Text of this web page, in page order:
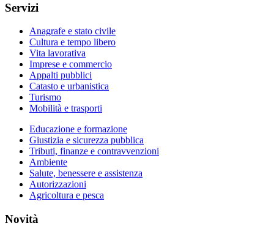
Servizi
Anagrafe e stato civile
Cultura e tempo libero
Vita lavorativa
Imprese e commercio
Appalti pubblici
Catasto e urbanistica
Turismo
Mobilità e trasporti
Educazione e formazione
Giustizia e sicurezza pubblica
Tributi, finanze e contravvenzioni
Ambiente
Salute, benessere e assistenza
Autorizzazioni
Agricoltura e pesca
Novità